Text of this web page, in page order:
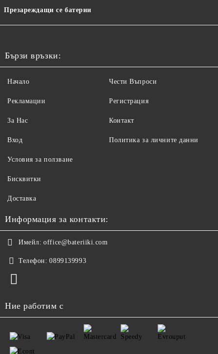
Презареждащи се батерии
Бързи връзки:
Начало
Рекламации
За Нас
Вход
Чести Въпроси
Регистрация
Контакт
Политика за личните данни
Условия за ползване
Бисквитки
Доставка
Информация за контакти:
Имейл: office@bateriiki.com
Телефон: 0899139993
Ние работим с